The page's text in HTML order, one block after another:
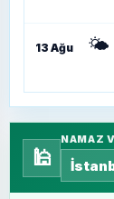
13 Ağu 🌤️
🕌
NAMAZ